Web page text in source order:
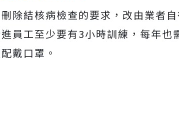
刪除結核病檢查的要求，改由業者
員工至少要有3小時訓練，每年也
戴口罩。